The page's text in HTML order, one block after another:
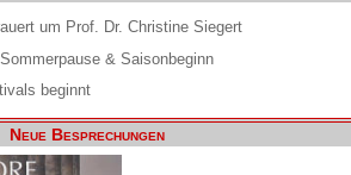
um Prof. Dr. Christine Siegert
& Saisonbeginn
beginnt
Neue Besprechungen